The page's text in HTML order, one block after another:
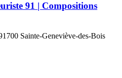
91 | Compositions
Sainte-Geneviève-des-Bois